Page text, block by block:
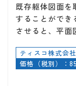
既存躯体図面を
することができ
させると、平
ティスコ株式会社
価格（税別）：